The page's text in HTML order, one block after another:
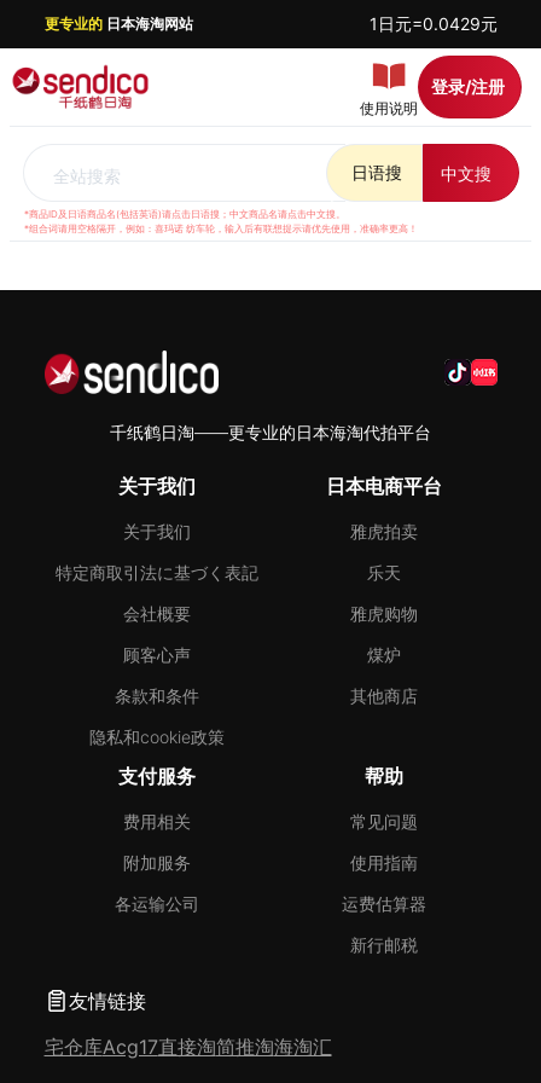
更专业的日本海淘网站 1日元=0.0429元
使用说明
登录/注册
全站搜索 日语搜 中文搜
*商品ID及日语商品名(包括英语)请点击日语搜；中文商品名请点击中文搜。
*组合词请用空格隔开，例如：喜玛诺 纺车轮，输入后有联想提示请优先使用，准确率更高！
千纸鹤日淘——更专业的日本海淘代拍平台
关于我们
关于我们
特定商取引法に基づく表記
会社概要
顾客心声
条款和条件
隐私和cookie政策
日本电商平台
雅虎拍卖
乐天
雅虎购物
煤炉
其他商店
支付服务
费用相关
附加服务
各运输公司
帮助
常见问题
使用指南
运费估算器
新行邮税
友情链接
宅仓库Acg17直接淘简推淘海淘汇